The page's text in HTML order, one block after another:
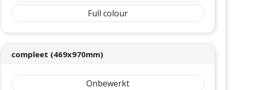
Full colour
compleet (469x970mm)
Onbewerkt